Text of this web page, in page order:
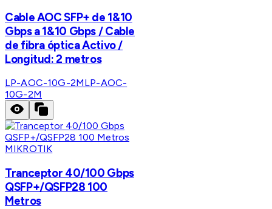
Cable AOC SFP+ de 1&10
Gbps a 1&10 Gbps / Cable
de fibra óptica Activo /
Longitud: 2 metros
LP-AOC-10G-2MLP-AOC-
10G-2M
MIKROTIK
Tranceptor 40/100 Gbps
QSFP+/QSFP28 100
Metros